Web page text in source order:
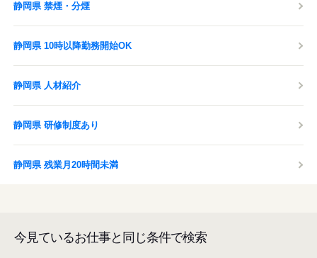
静岡県 禁煙・分煙
静岡県 10時以降勤務開始OK
静岡県 人材紹介
静岡県 研修制度あり
静岡県 残業月20時間未満
今見ているお仕事と同じ条件で検索